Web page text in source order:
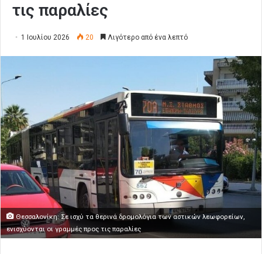
τις παραλίες
1 Ιουλίου 2026 20 Λιγότερο από ένα λεπτό
Θεσσαλονίκη: Σε ισχύ τα θερινά δρομολόγια των αστικών λεωφορείων,
ενισχύονται οι γραμμές προς τις παραλίες